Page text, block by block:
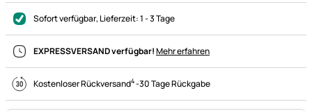
Sofort verfügbar, Lieferzeit:1 - 3 Tage
EXPRESSVERSAND verfügbar!Mehr erfahren
Kostenloser Rückversand4-30 Tage Rückgabe